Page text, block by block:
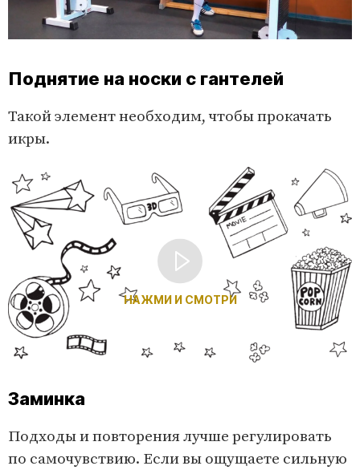
Поднятие на носки с гантелей
Такой элемент необходим, чтобы прокачать
икры.
НАЖМИ И СМОТРИ
Заминка
Подходы и повторения лучше регулировать
по самочувствию. Если вы ощущаете сильную